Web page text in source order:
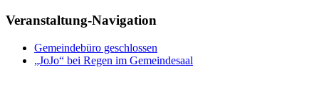
Veranstaltung-Navigation
Gemeindebüro geschlossen
„JoJo“ bei Regen im Gemeindesaal